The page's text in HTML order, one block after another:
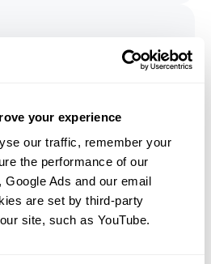
your experience
our traffic, remember your
the performance of our
Ads and our email
are set by third-party
site, such as YouTube.
직접 논의 할 수 있습니다.